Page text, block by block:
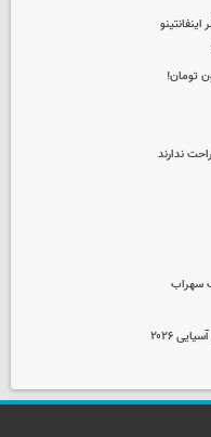
ندارند
سهراب
۲۰۲۶